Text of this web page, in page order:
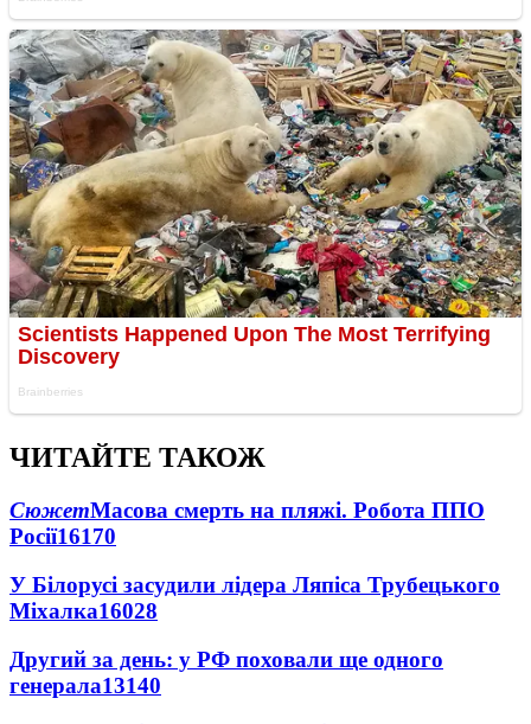
ЧИТАЙТЕ ТАКОЖ
СюжетМасова смерть на пляжі. Робота ППО
Росії16170
У Білорусі засудили лідера Ляпіса Трубецького
Міхалка16028
Другий за день: у РФ поховали ще одного
генерала13140